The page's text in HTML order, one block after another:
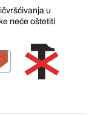
u
neće oštetiti